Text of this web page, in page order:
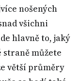
nošených
všichni
hlavně to, jaký
straně můžete
větší průměry